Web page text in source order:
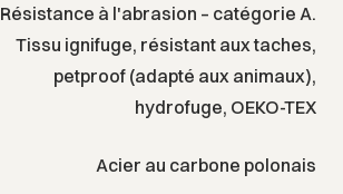
Résistance à l'abrasion – catégorie A.
Tissu ignifuge, résistant aux taches,
petproof (adapté aux animaux),
hydrofuge, OEKO-TEX
Acier au carbone polonais